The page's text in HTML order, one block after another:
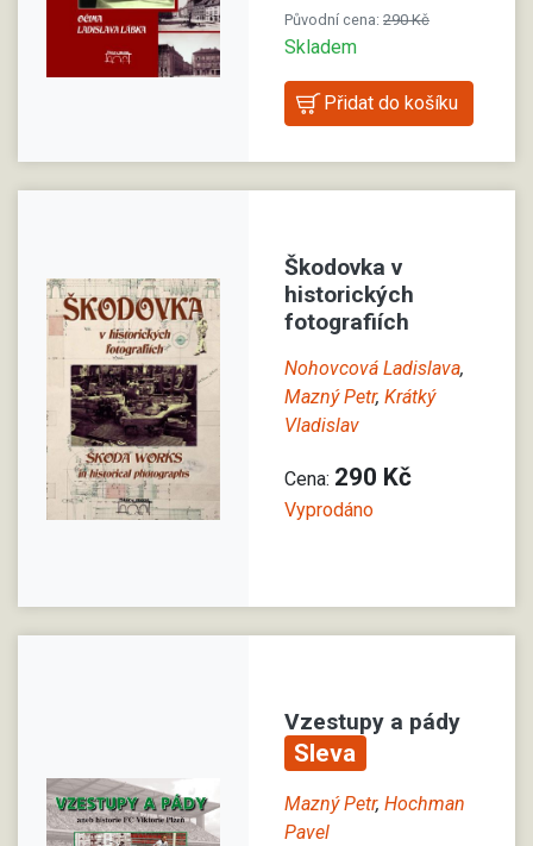
Původní cena: 290 Kč
Skladem
Škodovka v
historických
fotografiích
Nohovcová Ladislava,
Mazný Petr, Krátký
Vladislav
Cena: 290 Kč
Vyprodáno
Vzestupy a pády
Sleva
Mazný Petr, Hochman
Pavel